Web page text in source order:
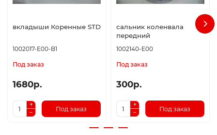
вкладыши Коренные STD
1002017-E00-B1
Под заказ
1680р.
Под заказ
сальник коленвала
передний
1002140-E00
Под заказ
300р.
Под заказ